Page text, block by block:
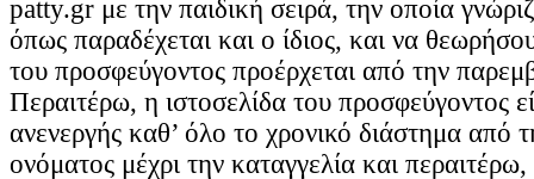
patty.gr με την παιδική σειρά, την οποία
όπως παραδέχεται και ο ίδιος, και να
του προσφεύγοντος προέρχεται από την
Περαιτέρω, η ιστοσελίδα του προσφεύγοντος
ανενεργής καθ’ όλο το χρονικό διάστημα από
ονόματος μέχρι την καταγγελία και